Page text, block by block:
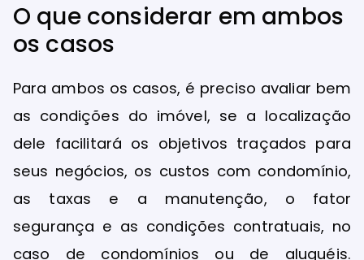
O que considerar em ambos
os casos
Para ambos os casos, é preciso avaliar bem
as condições do imóvel, se a localização
dele facilitará os objetivos traçados para
seus negócios, os custos com condomínio,
as taxas e a manutenção, o fator
segurança e as condições contratuais, no
caso de condomínios ou de aluguéis.